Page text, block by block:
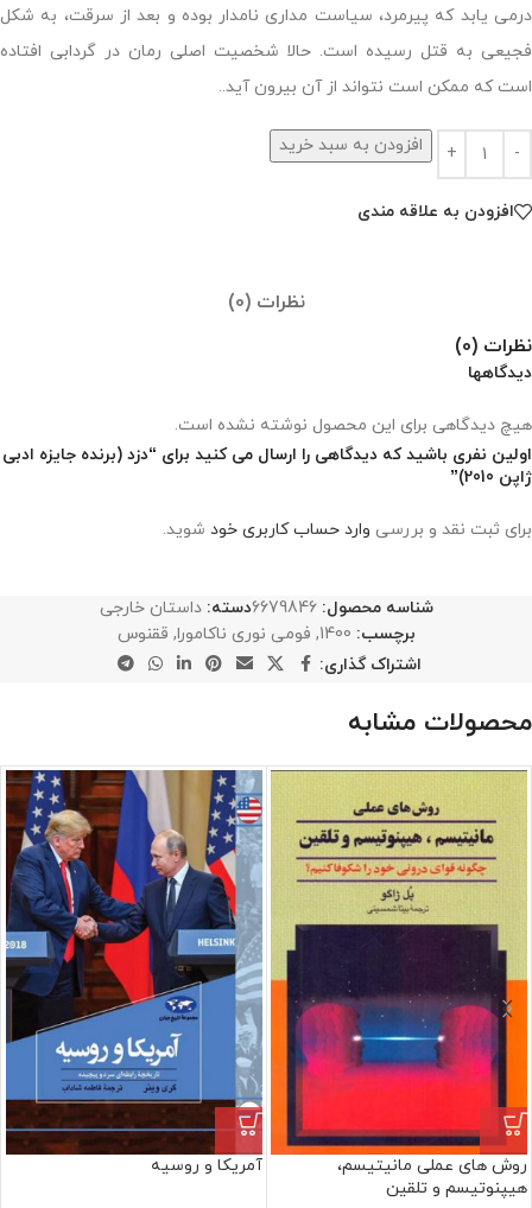
درمی یابد که پیرمرد، سیاست مداری نامدار بوده و بعد از سرقت، به شکل
فجیعی به قتل رسیده است. حالا شخصیت اصلی رمان در گردابی افتاده
است که ممکن است نتواند از آن بیرون آید..
افزودن به سبد خرید
افزودن به علاقه مندی
نظرات (0)
نظرات (0)
دیدگاهها
هیچ دیدگاهی برای این محصول نوشته نشده است.
اولین نفری باشید که دیدگاهی را ارسال می کنید برای “دزد (برنده‌ جایزه‌ ادبی‌
ژاپن‌‌ 2010)”
برای ثبت نقد و بررسی وارد حساب کاربری خود شوید.
شناسه محصول:6679846دسته: داستان خارجی
برچسب: 1400
, فومی نوری ناکامورا, ققنوس
اشتراک گذاری:
محصولات مشابه
روش‌ های عملی مانیتیسم،
هیپنوتیسم و تلقین
آمریکا‌ و روسیه